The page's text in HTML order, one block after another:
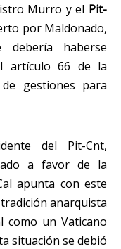
Murro y el Pit-
por Maldonado,
haberse
artículo 66 de la
gestiones para
del Pit-Cnt,
a favor de la
apunta con este
anarquista
como un Vaticano
situación se debió